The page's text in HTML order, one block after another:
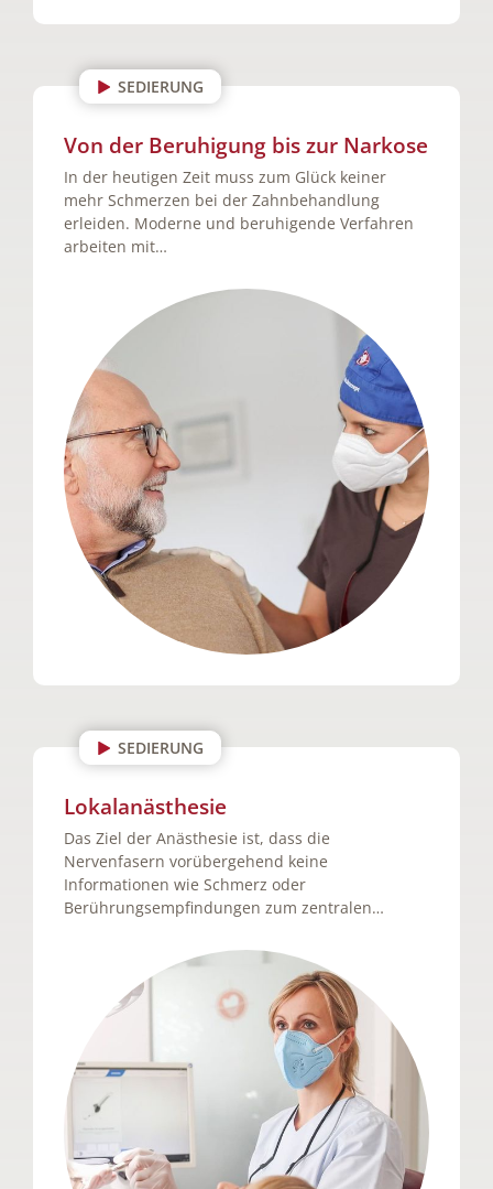
SEDIERUNG
Von der Beruhigung bis zur Narkose
In der heutigen Zeit muss zum Glück keiner
mehr Schmerzen bei der Zahnbehandlung
erleiden. Moderne und beruhigende Verfahren
arbeiten mit…
SEDIERUNG
Lokalanästhesie
Das Ziel der Anästhesie ist, dass die
Nervenfasern vorübergehend keine
Informationen wie Schmerz oder
Berührungsempfindungen zum zentralen…